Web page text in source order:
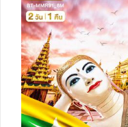
ทัวร์ตุรเคีย
ทัวร์สวิตเซอร์แลนด์
ทัวร์พม่า
ทัวร์ลาว